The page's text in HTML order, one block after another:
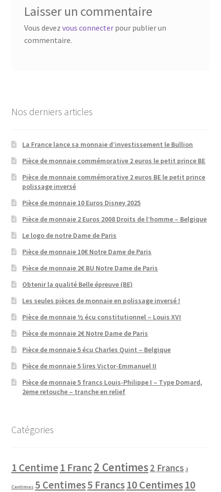
Laisser un commentaire
Vous devez vous connecterpour publier un
commentaire.
Nos derniers articles
La France lance sa monnaie d’investissement le Bullion
Pièce de monnaie commémorative 2 euros le petit prince BE
Pièce de monnaie commémorative 2 euros BE le petit prince
polissage inversé
Pièce de monnaie 10 Euros Disney 2025
Pièce de monnaie 2 Euros 2008 Droits de l’homme – Belgique
Le logo de notre Dame de Paris
Pièce de monnaie 10€ Notre Dame de Paris
Pièce de monnaie 2€ BU Notre Dame de Paris
Obtenir la qualité Belle épreuve (BE)
Les seules pièces de monnaie en polissage inversé !
Pièce de monnaie ½ écu constitutionnel – Louis XVI
Pièce de monnaie 2€ Notre Dame de Paris
Pièce de monnaie 5 écu Charles Quint – Belgique
Pièce de monnaie 5 lires Victor-Emmanuel II
Pièce de monnaie 5 francs Louis-Philippe I – Type Domard,
2eme retouche – tranche en relief
Catégories
1 Centime1 Franc2 Centimes 2 Francs 3
Centimes 5 Centimes5 Francs10 Centimes10